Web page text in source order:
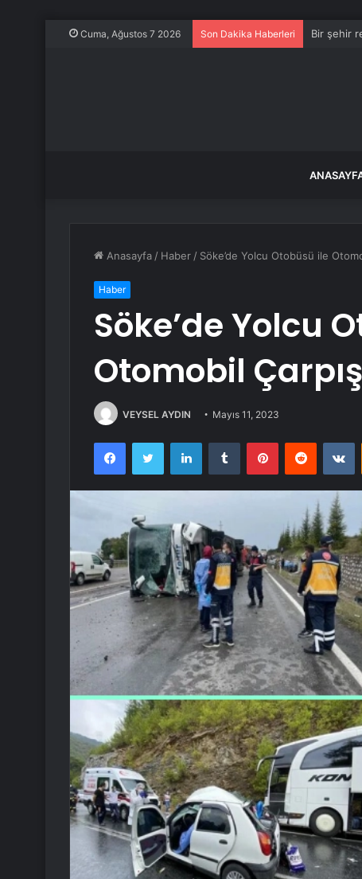
Cuma, Ağustos 7 2026 Son Dakika Haberleri Bir şehir
Anasayfa / Haber / Söke’de Yolcu Otobüsü ile
Haber
Söke’de Yolcu
Otomobil
VEYSEL AYDIN Mayıs 11, 2023
FacebookTwitter LinkedInTumblr PinterestReddit